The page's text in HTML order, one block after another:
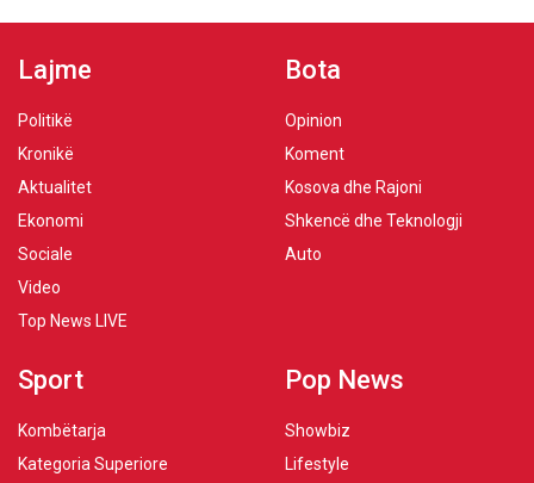
Lajme
Politikë
Kronikë
Aktualitet
Ekonomi
Sociale
Video
Top News LIVE
Bota
Opinion
Koment
Kosova dhe Rajoni
Shkencë dhe Teknologji
Auto
Sport
Kombëtarja
Kategoria Superiore
Pop News
Showbiz
Lifestyle